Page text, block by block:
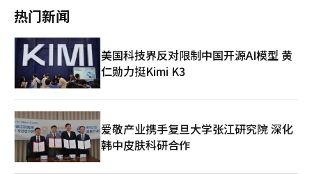
企业一旦停止营业，几乎不可能恢复正常。如果剩余的67家门店全
部停止营业，复苏程序的持续将变得困难，最终可能转向清算程
序。” 资金困难也影响到了员工的工资支付。홈플러스尚未支付4
月份的工资，预计21日的5月份工资支付也面临困难。 홈플러스已
向梅里茨请求在홈플러스快递出售尾款到账之前，确保运营资金的
桥接贷款支持。同时，也要求在复苏程序结束前提供用于结构调整
和营业正常化的紧急运营资金（DIP）金融支持。 如果复苏失败，
后果将非常严重。홈플러스表示：“梅里茨可以通过担保资产收回
大部分债权，但次级债权人的回收率可能会急剧下降。”并指
出：“员工的就业不安、入驻企业的损失、地区商圈的萎缩等社会
损失也可能扩大。” 接着，홈플러스呼吁梅里茨考虑社会责任，作
为包容性金融机构做出积极的决策。 另一方面，梅里茨金融对追
加资金支持持谨慎态度。业内人士透露，梅里茨金融在考虑提供桥
热门新闻
美国科技界反对限制中国开源AI模型 黄
仁勋力挺Kimi K3
爱敬产业携手复旦大学张江研究院 深化
韩中皮肤科研合作